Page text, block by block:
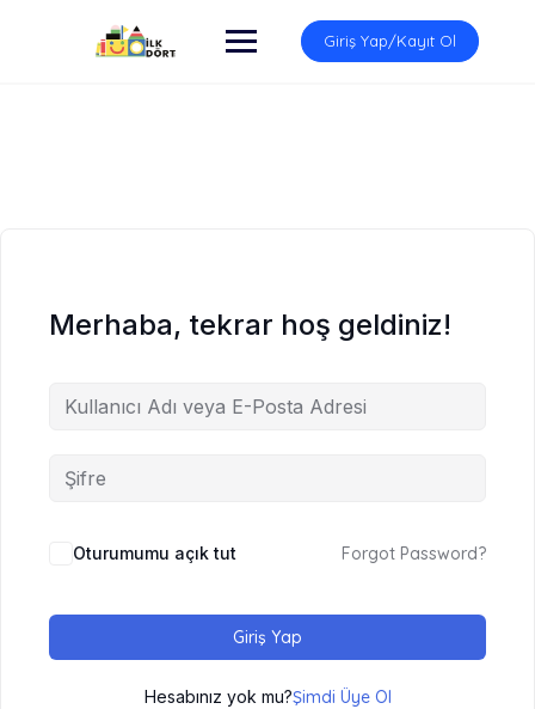
Giriş Yap/Kayıt Ol
Merhaba, tekrar hoş geldiniz!
Oturumumu açık tut Forgot Password?
Giriş Yap
Hesabınız yok mu?Şimdi Üye Ol